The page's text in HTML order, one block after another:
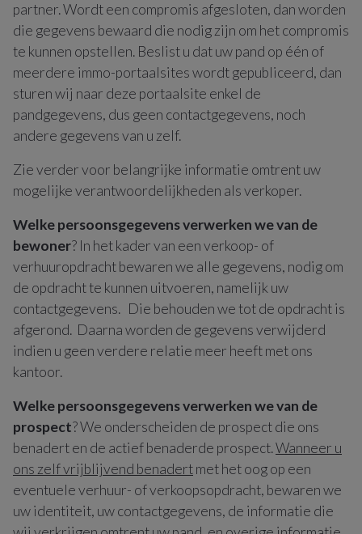
partner. Wordt een compromis afgesloten, dan worden
die gegevens bewaard die nodig zijn om het compromis
te kunnen opstellen. Beslist u dat uw pand op één of
meerdere immo-portaalsites wordt gepubliceerd, dan
sturen wij naar deze portaalsite enkel de
pandgegevens, dus geen contactgegevens, noch
andere gegevens van u zelf.
Zie verder voor belangrijke informatie omtrent uw
mogelijke verantwoordelijkheden als verkoper.
Welke persoonsgegevens verwerken we van de
bewoner? In het kader van een verkoop- of
verhuuropdracht bewaren we alle gegevens, nodig om
de opdracht te kunnen uitvoeren, namelijk uw
contactgegevens. Die behouden we tot de opdracht is
afgerond. Daarna worden de gegevens verwijderd
indien u geen verdere relatie meer heeft met ons
kantoor.
Welke persoonsgegevens verwerken we van de
prospect? We onderscheiden de prospect die ons
benadert en de actief benaderde prospect.Wanneer u
ons zelf vrijblijvend benadertmet het oog op een
eventuele verhuur- of verkoopsopdracht, bewaren we
uw identiteit, uw contactgegevens, de informatie die